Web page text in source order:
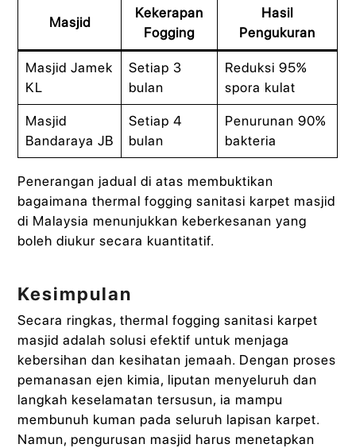
Masjid
Kekerapan
Fogging
Hasil
Pengukuran
Masjid Jamek
KL
Setiap 3
bulan
Reduksi 95%
spora kulat
Masjid
Bandaraya JB
Setiap 4
bulan
Penurunan 90%
bakteria
Penerangan jadual di atas membuktikan
bagaimana thermal fogging sanitasi karpet masjid
di Malaysia menunjukkan keberkesanan yang
boleh diukur secara kuantitatif.
Kesimpulan
Secara ringkas, thermal fogging sanitasi karpet
masjid adalah solusi efektif untuk menjaga
kebersihan dan kesihatan jemaah. Dengan proses
pemanasan ejen kimia, liputan menyeluruh dan
langkah keselamatan tersusun, ia mampu
membunuh kuman pada seluruh lapisan karpet.
Namun, pengurusan masjid harus menetapkan